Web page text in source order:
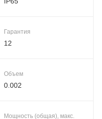
Гарантия
12
Объем
0.002
Мощность (общая), макс.